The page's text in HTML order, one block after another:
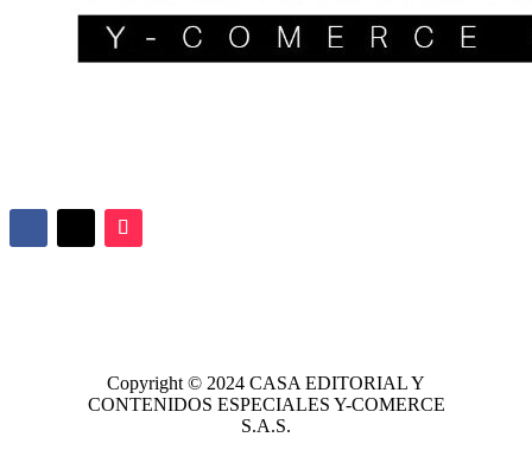
Copyright © 2024 CASA EDITORIALY
CONTENIDOS ESPECIALES Y-COMERCE
S.A.S.